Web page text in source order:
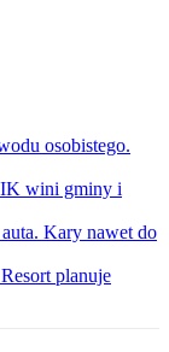
osobistego.
wini gminy i
Kary nawet do
planuje